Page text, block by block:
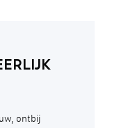
ontbij